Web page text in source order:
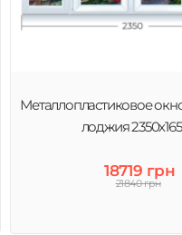
Металлопластиковое
лоджия
18719 грн
21840 грн